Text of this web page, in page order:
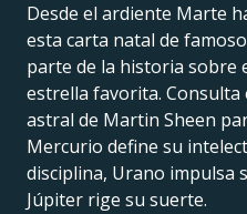
Desde el ardiente Marte
esta carta natal de
parte de la historia sobre
estrella favorita. Consulta
astral de Martin Sheen
Mercurio define su
disciplina, Urano impulsa
Júpiter rige su suerte.